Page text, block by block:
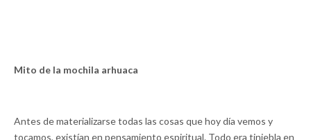
Mito de la mochila arhuaca
Antes de materializarse todas las cosas que hoy día vemos y
tocamos, existían en pensamiento espiritual. Todo era tiniebla en